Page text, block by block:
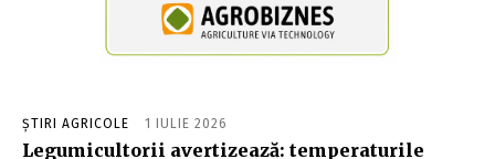
ȘTIRI AGRICOLE 1 IULIE 2026
Legumicultorii avertizează: temperaturile